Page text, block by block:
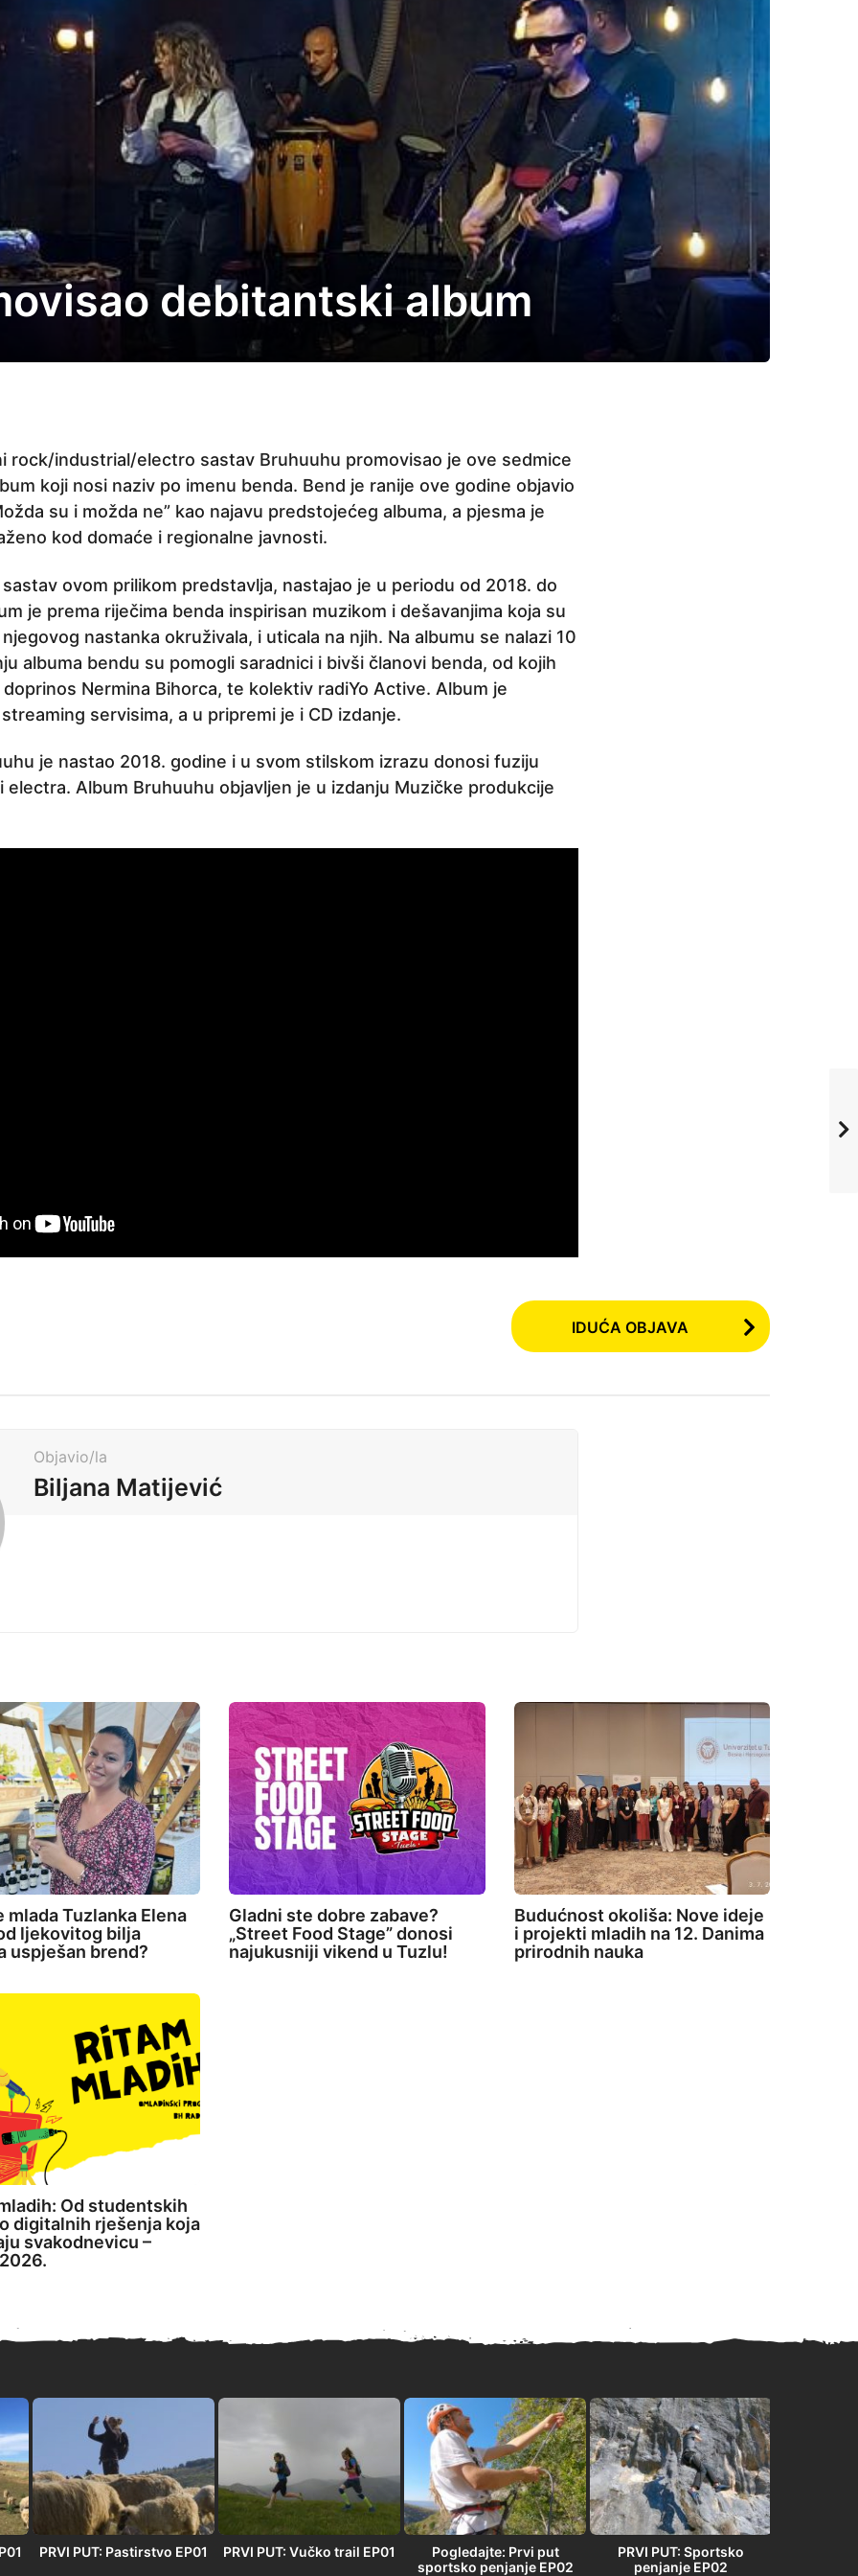
debitantski album
rock/industrial/electro sastav Bruhuuhu promovisao je ove sedmice
koji nosi naziv po imenu benda. Bend je ranije ove godine objavio
su i možda ne” kao najavu predstojećeg albuma, a pjesma je
kod domaće i regionalne javnosti.
ovom prilikom predstavlja, nastajao je u periodu od 2018. do
je prema riječima benda inspirisan muzikom i dešavanjima koja su
nastanka okruživala, i uticala na njih. Na albumu se nalazi 10
albuma bendu su pomogli saradnici i bivši članovi benda, od kojih
Nermina Bihorca, te kolektiv radiYo Active. Album je
servisima, a u pripremi je i CD izdanje.
je nastao 2018. godine i u svom stilskom izrazu donosi fuziju
electra. Album Bruhuuhu objavljen je u izdanju Muzičke produkcije
IDUĆA OBJAVA
Objavio/la
Biljana Matijević
mlada Tuzlanka Elena
ljekovitog bilja
uspješan brend?
Gladni ste dobre zabave?
„Street Food Stage” donosi
najukusniji vikend u Tuzlu!
Budućnost okoliša: Nove ideje
i projekti mladih na 12. Danima
prirodnih nauka
Od studentskih
digitalnih rješenja koja
svakodnevicu –
PRVI PUT: Pastirstvo EP01 PRVI PUT: Vučko trail EP01
Pogledajte: Prvi put
sportsko penjanje EP02
PRVI PUT: Sportsko
penjanje EP02